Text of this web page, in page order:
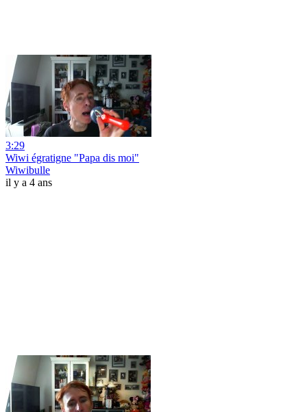
3:29
Wiwi égratigne "Papa dis moi"
Wiwibulle
il y a 4 ans